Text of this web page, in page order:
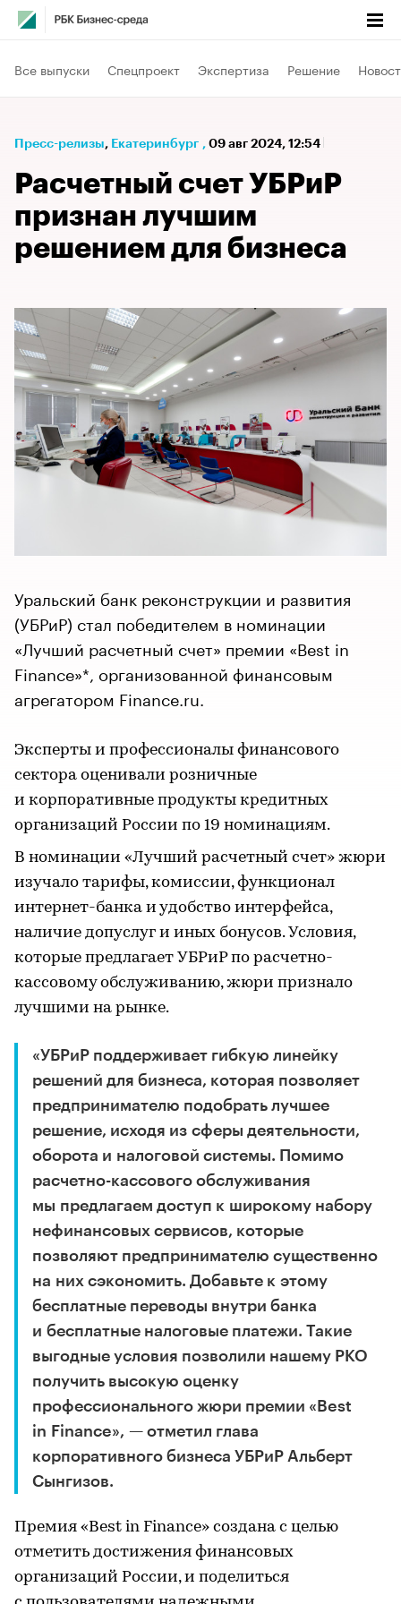
Все выпуски Спецпроект Экспертиза Решение
Пресс-релизы⁠, Екатеринбург , 09 авг 2024, 12:54
Расчетный счет УБРиР
признан лучшим
решением для бизнеса
Уральский банк реконструкции и развития
(УБРиР) стал победителем в номинации
«Лучший расчетный счет» премии «Best in
Finance»*, организованной финансовым
агрегатором Finance.ru.
Эксперты и профессионалы финансового
сектора оценивали розничные
и корпоративные продукты кредитных
организаций России по 19 номинациям.
В номинации «Лучший расчетный счет» жюри
изучало тарифы, комиссии, функционал
интернет-банка и удобство интерфейса,
наличие допуслуг и иных бонусов. Условия,
которые предлагает УБРиР по расчетно-
кассовому обслуживанию, жюри признало
лучшими на рынке.
«УБРиР поддерживает гибкую линейку
решений для бизнеса, которая позволяет
предпринимателю подобрать лучшее
решение, исходя из сферы деятельности,
оборота и налоговой системы. Помимо
расчетно-кассового обслуживания
мы предлагаем доступ к широкому набору
нефинансовых сервисов, которые
позволяют предпринимателю существенно
на них сэкономить. Добавьте к этому
бесплатные переводы внутри банка
и бесплатные налоговые платежи. Такие
выгодные условия позволили нашему РКО
получить высокую оценку
профессионального жюри премии «Best
in Finance», — отметил глава
корпоративного бизнеса УБРиР Альберт
Сынгизов.
Премия «Best in Finance» создана с целью
отметить достижения финансовых
организаций России, и поделиться